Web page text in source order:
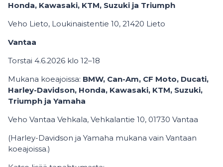
Honda, Kawasaki, KTM, Suzuki ja Triumph
Veho Lieto, Loukinaistentie 10, 21420 Lieto
Vantaa
Torstai 4.6.2026 klo 12–18
Mukana koeajoissa: BMW, Can-Am, CF Moto, Ducati,
Harley-Davidson, Honda, Kawasaki, KTM, Suzuki,
Triumph ja Yamaha
Veho Vantaa Vehkala, Vehkalantie 10, 01730 Vantaa
(Harley-Davidson ja Yamaha mukana vain Vantaan
koeajoissa.)